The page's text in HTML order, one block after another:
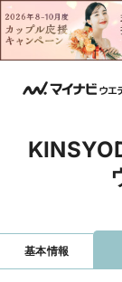
基本情報